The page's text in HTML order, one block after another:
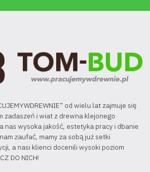
od wielu lat zajmuje się
zadaszeń i wiat z drewna klejonego
nas wysoka jakość, estetyka pracy i dbanie
zaufać, mamy za sobą już setki
a nasi klienci docenili wysoki poziom
DO NICH!